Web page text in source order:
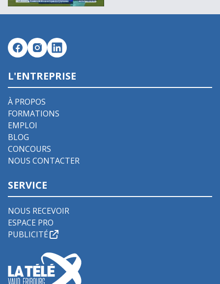
L'ENTREPRISE
À PROPOS
FORMATIONS
EMPLOI
BLOG
CONCOURS
NOUS CONTACTER
SERVICE
NOUS RECEVOIR
ESPACE PRO
PUBLICITÉ